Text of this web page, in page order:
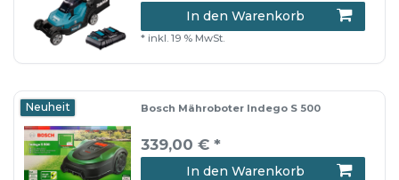
In den Warenkorb
* inkl. 19 % MwSt.
Neuheit Bosch Mähroboter Indego S 500
339,00 € *
In den Warenkorb